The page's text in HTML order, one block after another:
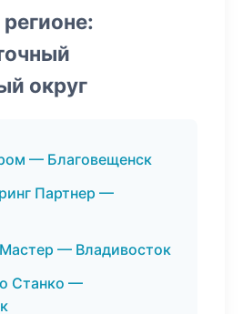
округ
— Благовещенск
Партнер —
— Владивосток
Станко —